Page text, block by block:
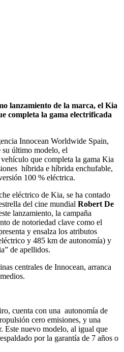
lanzamiento de la marca, el Kia
completa la gama electrificada
Innocean Worldwide Spain,
su último modelo, el
que completa la gama Kia
híbrida e híbrida enchufable,
100 % eléctrica.
eléctrico de Kia, se ha contado
del cine mundial Robert De
lanzamiento, la campaña
de notoriedad clave como el
y ensalza los atributos
y 485 km de autonomía) y
de apellidos.
centrales de Innocean, arranca
cuenta con una autonomía de
cero emisiones, y una
Este nuevo modelo, al igual que
por la garantía de 7 años o